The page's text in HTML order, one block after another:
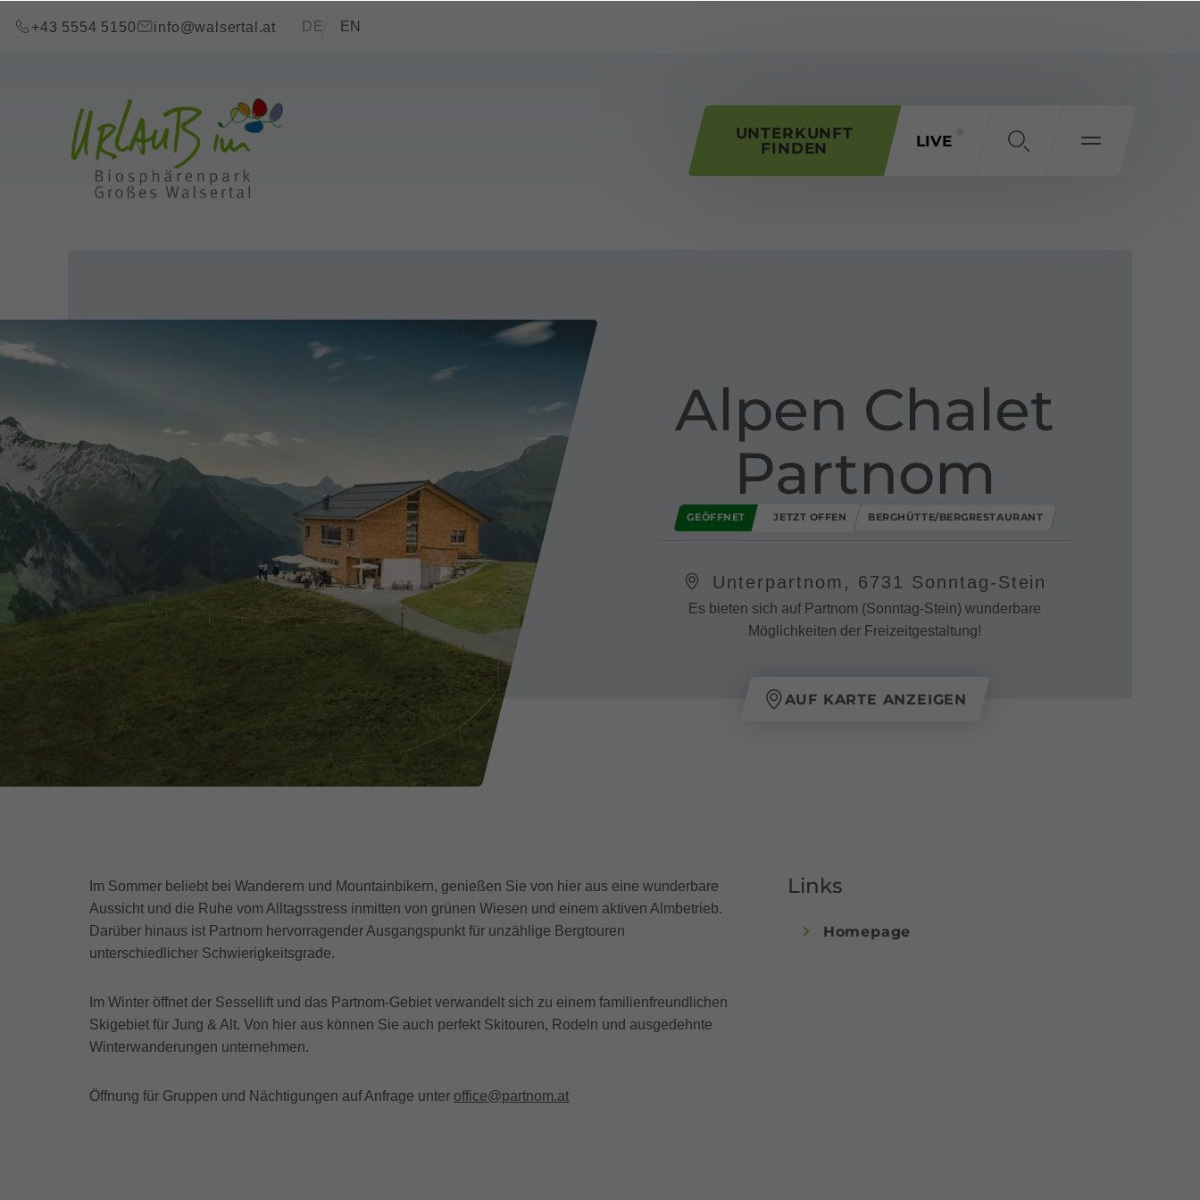
+43 5554 5150
info@walsertal.at DE EN
UNTERKUNFT
FINDEN
LIVE
Alpen Chalet
Partnom
GEÖFFNET JETZT OFFEN BERGHÜTTE/BERGRESTAURANT
Unterpartnom, 6731 Sonntag-Stein
Es bieten sich auf Partnom (Sonntag-Stein) wunderbare
Möglichkeiten der Freizeitgestaltung!
AUF KARTE ANZEIGEN
Im Sommer beliebt bei Wanderern und Mountainbikern, genießen Sie von hier aus eine wunderbare
Aussicht und die Ruhe vom Alltagsstress inmitten von grünen Wiesen und einem aktiven Almbetrieb.
Darüber hinaus ist Partnom hervorragender Ausgangspunkt für unzählige Bergtouren
unterschiedlicher Schwierigkeitsgrade.
Im Winter öffnet der Sessellift und das Partnom-Gebiet verwandelt sich zu einem familienfreundlichen
Skigebiet für Jung & Alt. Von hier aus können Sie auch perfekt Skitouren, Rodeln und ausgedehnte
Winterwanderungen unternehmen.
Öffnung für Gruppen und Nächtigungen auf Anfrage unter office@partnom.at
Links
Homepage